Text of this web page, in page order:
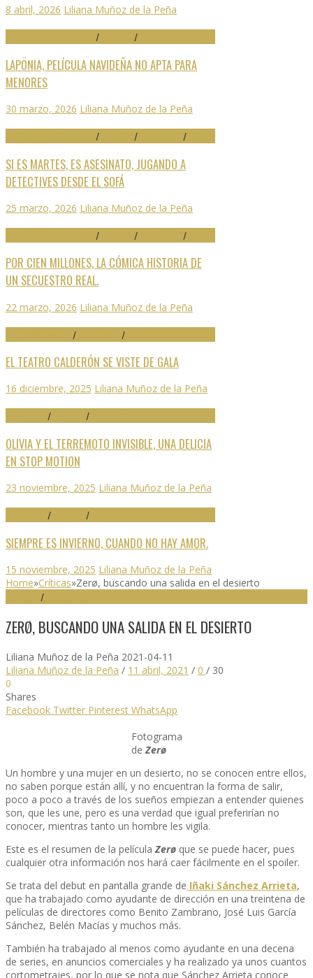
8 abril, 2026 Liliana Muñoz de la Peña
/ /
LAPÖNIA, PELÍCULA NAVIDEÑA NO APTA PARA
MENORES
30 marzo, 2026 Liliana Muñoz de la Peña
/ / /
SI ES MARTES, ES ASESINATO, JUGANDO A
DETECTIVES DESDE EL SOFÁ
25 marzo, 2026 Liliana Muñoz de la Peña
/ / /
POR CIEN MILLONES, LA CÓMICA HISTORIA DE
UN SECUESTRO REAL.
22 marzo, 2026 Liliana Muñoz de la Peña
/ /
EL TEATRO CALDERÓN SE VISTE DE GALA
16 diciembre, 2025 Liliana Muñoz de la Peña
/ /
OLIVIA Y EL TERREMOTO INVISIBLE, UNA DELICIA
EN STOP MOTION
23 noviembre, 2025 Liliana Muñoz de la Peña
/ /
SIEMPRE ES INVIERNO, CUANDO NO HAY AMOR.
15 noviembre, 2025 Liliana Muñoz de la Peña
Home»Críticas»Zerø, buscando una salida en el desierto
/
ZERØ, BUSCANDO UNA SALIDA EN EL DESIERTO
Liliana Muñoz de la Peña 2021-04-11
Liliana Muñoz de la Peña / 11 abril, 2021 / 0 / 30
0
Shares
Facebook Twitter Pinterest WhatsApp
Fotograma
de Zerø
Un hombre y una mujer en un desierto, no se conocen entre ellos,
no saben porque están allí, y no encuentran la forma de salir,
poco a poco a través de los sueños empiezan a entender quienes
son, que les une, pero es una verdad que igual preferirían no
conocer, mientras tanto un hombre les vigila.
Este es el resumen de la película Zerø que se puede hacer, pues
cualquier otra información nos hará caer fácilmente en el spoiler.
Se trata del debut en pantalla grande de Iñaki Sánchez Arrieta,
que ha trabajado como ayudante de dirección en una treintena de
películas de directores como Benito Zambrano, José Luis García
Sánchez, Belén Macías y muchos más.
También ha trabajado al menos como ayudante en una decena
de series, en anuncios comerciales y ha realizado ya unos cuantos
cortometrajes, por lo que se nota que Sánchez Arrieta conoce